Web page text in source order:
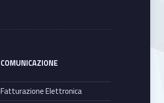
COMUNICAZIONE
Fatturazione Elettronica